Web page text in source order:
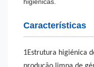
Características
1Estrutura higiénica